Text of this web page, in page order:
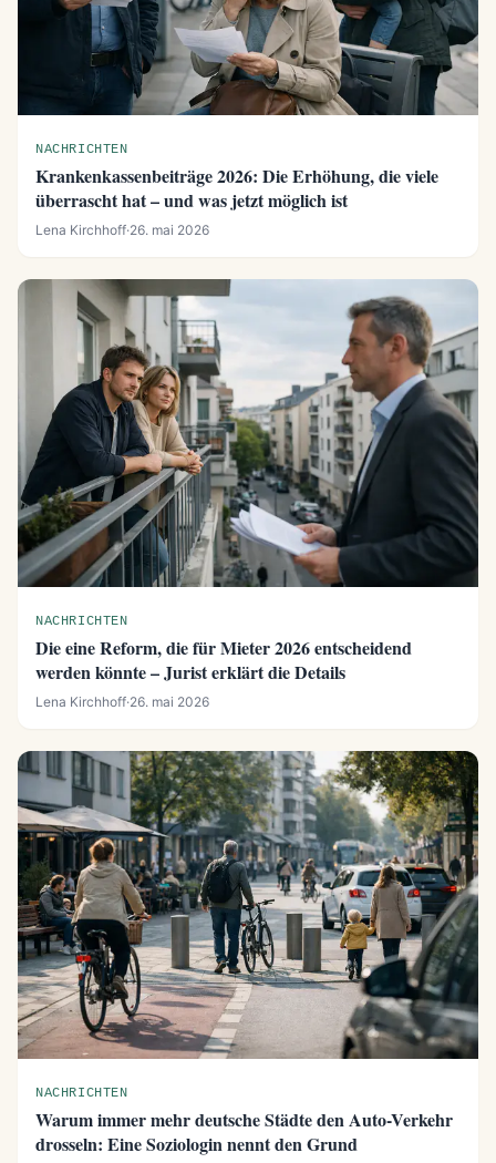
NACHRICHTEN
Krankenkassenbeiträge 2026: Die Erhöhung, die viele
überrascht hat – und was jetzt möglich ist
Lena Kirchhoff·26. mai 2026
NACHRICHTEN
Die eine Reform, die für Mieter 2026 entscheidend
werden könnte – Jurist erklärt die Details
Lena Kirchhoff·26. mai 2026
NACHRICHTEN
Warum immer mehr deutsche Städte den Auto-Verkehr
drosseln: Eine Soziologin nennt den Grund